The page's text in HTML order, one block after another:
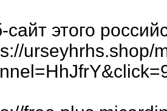
сайт этого
urseyhrhs.shop/